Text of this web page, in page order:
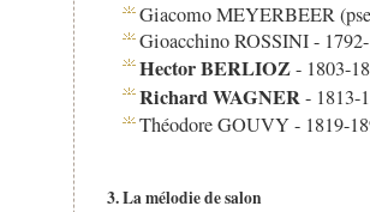
Giacomo MEYERBEER
Gioacchino ROSSINI -
Hector BERLIOZ- 1803-
Richard WAGNER- 1813-
Théodore GOUVY - 1819-
3. La mélodie de salon